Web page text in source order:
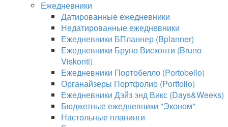
Ежедневники
Датированные ежедневники
Недатированные ежедневники
Ежедневники БПланнер (Bplanner)
Ежедневники Бруно Висконти (Bruno
Viskonti)
Ежедневники Портобелло (Portobello)
Органайзеры Портфолио (Portfolio)
Ежедневники Дэйз энд Викс (Days&Weeks)
Бюджетные ежедневники "Эконом"
Настольные планинги